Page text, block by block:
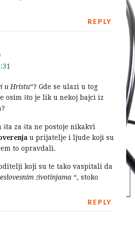
REPLY
u Hristu“? Gde se ulazi u tog
osim što je lik u nekoj bajci iz
za šta ne postoje nikakvi
u prijatelje i ljude koji su
to opravdali.
koji su te tako vaspitali da
životinjama “, stoko
REPLY